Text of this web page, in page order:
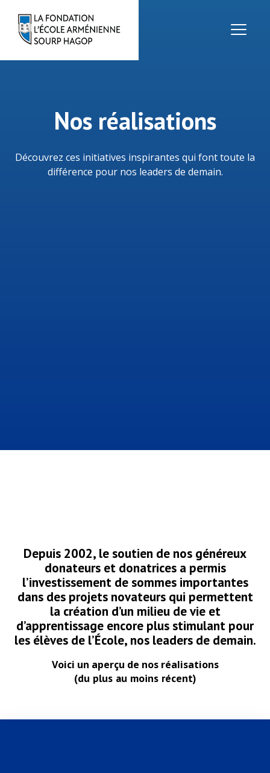
Nos réalisations
Découvrez ces initiatives inspirantes qui font toute la
différence pour nos leaders de demain.
Depuis 2002, le soutien de nos généreux
donateurs et donatrices a permis
l’investissement de sommes importantes
dans des projets novateurs qui permettent
la création d’un milieu de vie et
d’apprentissage encore plus stimulant pour
les élèves de l’École, nos leaders de demain.
Voici un aperçu de nos réalisations
(du plus au moins récent)